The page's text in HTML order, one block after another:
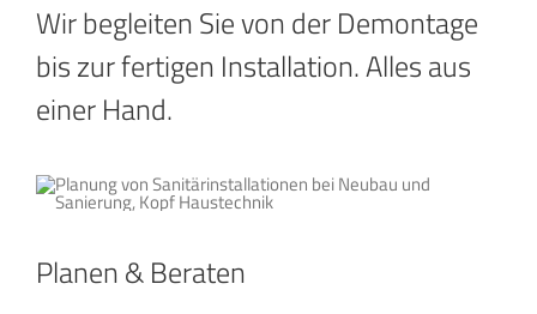
Wir begleiten Sie von der Demontage
bis zur fertigen Installation. Alles aus
einer Hand.
Planen & Beraten